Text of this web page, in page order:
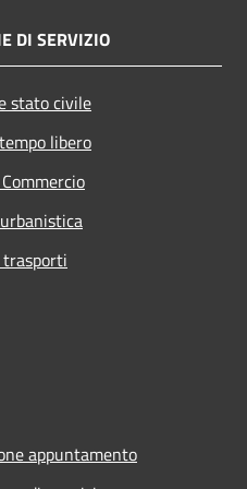
DI SERVIZIO
stato civile
libero
appuntamento